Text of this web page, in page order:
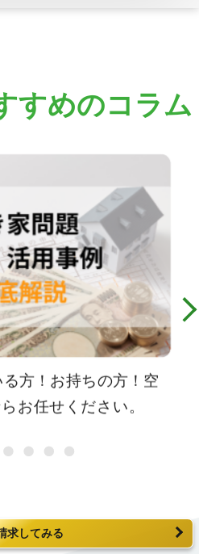
すめのコラム
方！お持ちの方！空
お任せください。
1 2
求してみる